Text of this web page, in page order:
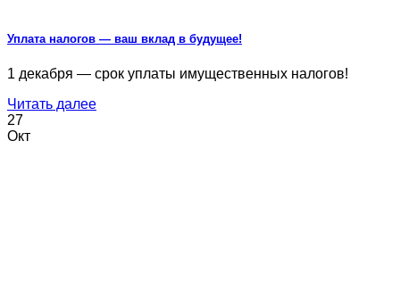
Уплата налогов — ваш вклад в будущее!
1 декабря — срок уплаты имущественных налогов!
Читать далее
27
Окт